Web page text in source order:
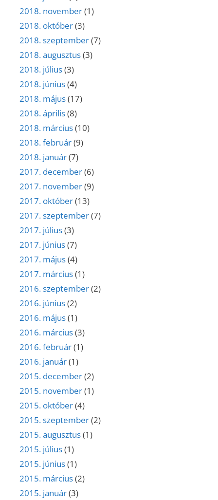
2018. november(1)
2018. október(3)
2018. szeptember(7)
2018. augusztus(3)
2018. július(3)
2018. június(4)
2018. május(17)
2018. április(8)
2018. március(10)
2018. február(9)
2018. január(7)
2017. december(6)
2017. november(9)
2017. október(13)
2017. szeptember(7)
2017. július(3)
2017. június(7)
2017. május(4)
2017. március(1)
2016. szeptember(2)
2016. június(2)
2016. május(1)
2016. március(3)
2016. február(1)
2016. január(1)
2015. december(2)
2015. november(1)
2015. október(4)
2015. szeptember(2)
2015. augusztus(1)
2015. július(1)
2015. június(1)
2015. március(2)
2015. január(3)